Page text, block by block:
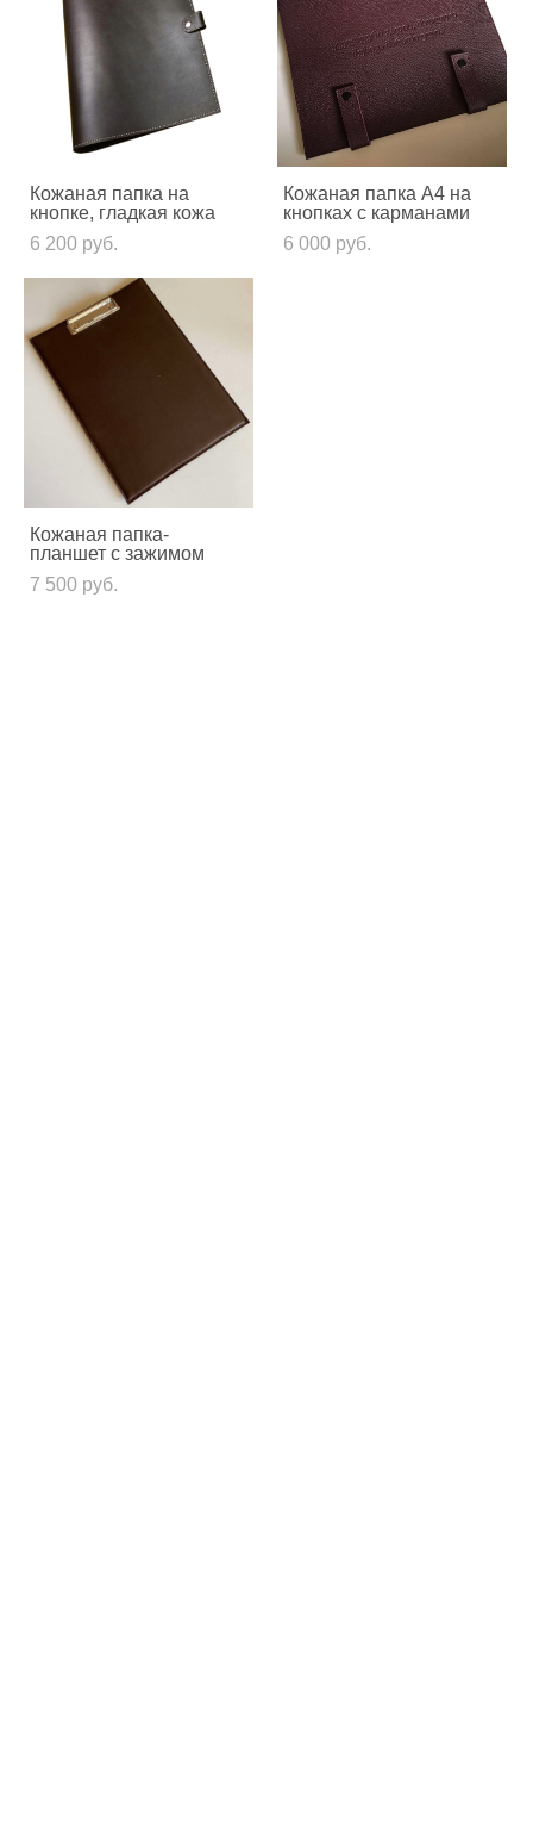
Кожаная папка на
кнопке, гладкая кожа
6 200 pуб.
Кожаная папка А4 на
кнопках с карманами
6 000 pуб.
Кожаная папка-
планшет с зажимом
7 500 pуб.